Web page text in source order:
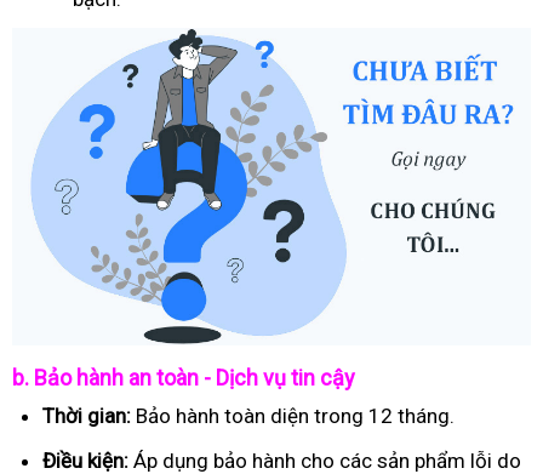
b. Bảo hành an toàn - Dịch vụ tin cậy
Thời gian: Bảo hành toàn diện trong 12 tháng.
Điều kiện: Áp dụng bảo hành cho các sản phẩm lỗi do